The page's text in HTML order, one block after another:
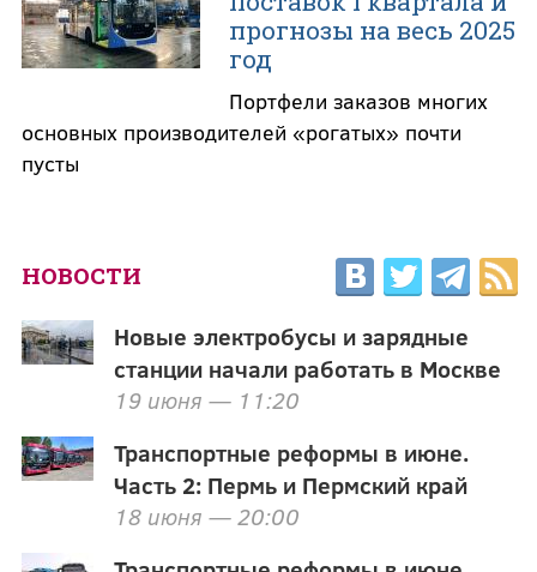
прогнозы на весь 2025
год
Портфели заказов многих
основных производителей «рогатых» почти
пусты
НОВОСТИ
Новые электробусы и зарядные
станции начали работать в Москве
19 июня — 11:20
Транспортные реформы в июне.
Часть 2: Пермь и Пермский край
18 июня — 20:00